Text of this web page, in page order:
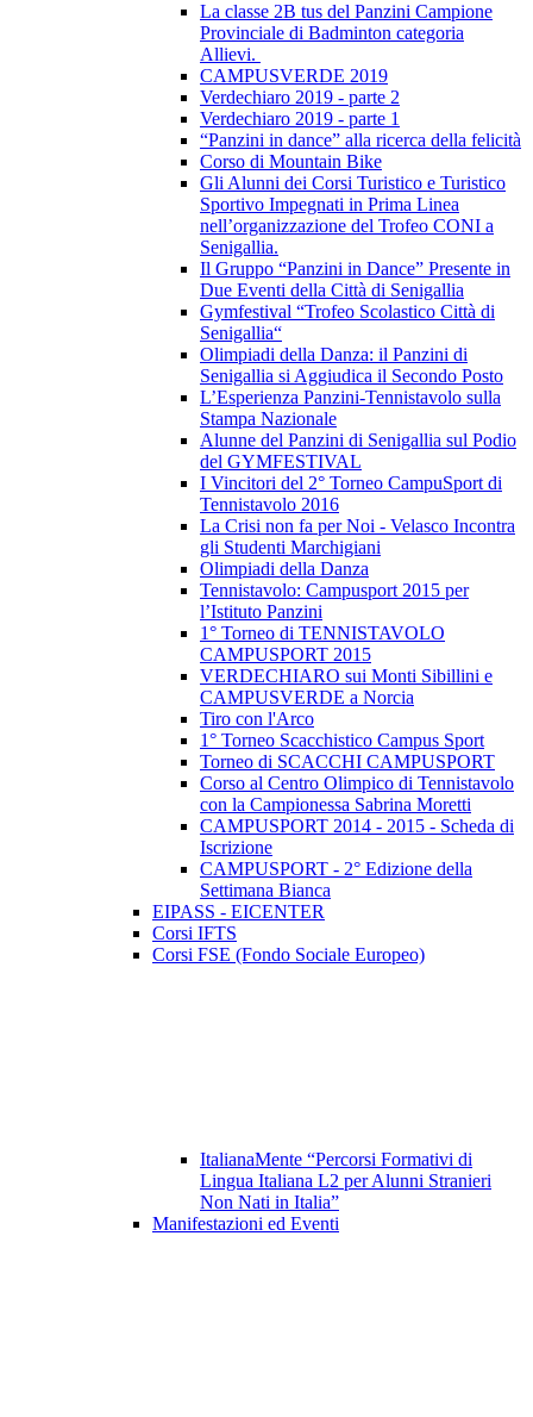
La classe 2B tus del Panzini Campione
Provinciale di Badminton categoria
Allievi.
CAMPUSVERDE 2019
Verdechiaro 2019 - parte 2
Verdechiaro 2019 - parte 1
“Panzini in dance” alla ricerca della felicità
Corso di Mountain Bike
Gli Alunni dei Corsi Turistico e Turistico
Sportivo Impegnati in Prima Linea
nell’organizzazione del Trofeo CONI a
Senigallia.
Il Gruppo “Panzini in Dance” Presente in
Due Eventi della Città di Senigallia
Gymfestival “Trofeo Scolastico Città di
Senigallia“
Olimpiadi della Danza: il Panzini di
Senigallia si Aggiudica il Secondo Posto
L’Esperienza Panzini-Tennistavolo sulla
Stampa Nazionale
Alunne del Panzini di Senigallia sul Podio
del GYMFESTIVAL
I Vincitori del 2° Torneo CampuSport di
Tennistavolo 2016
La Crisi non fa per Noi - Velasco Incontra
gli Studenti Marchigiani
Olimpiadi della Danza
Tennistavolo: Campusport 2015 per
l’Istituto Panzini
1° Torneo di TENNISTAVOLO
CAMPUSPORT 2015
VERDECHIARO sui Monti Sibillini e
CAMPUSVERDE a Norcia
Tiro con l'Arco
1° Torneo Scacchistico Campus Sport
Torneo di SCACCHI CAMPUSPORT
Corso al Centro Olimpico di Tennistavolo
con la Campionessa Sabrina Moretti
CAMPUSPORT 2014 - 2015 - Scheda di
Iscrizione
CAMPUSPORT - 2° Edizione della
Settimana Bianca
EIPASS - EICENTER
Corsi IFTS
Corsi FSE (Fondo Sociale Europeo)
ItalianaMente “Percorsi Formativi di
Lingua Italiana L2 per Alunni Stranieri
Non Nati in Italia”
Manifestazioni ed Eventi